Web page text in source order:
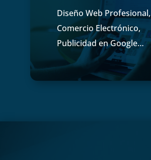
Diseño Web Profesional,
Comercio Electrónico,
Publicidad en Google…